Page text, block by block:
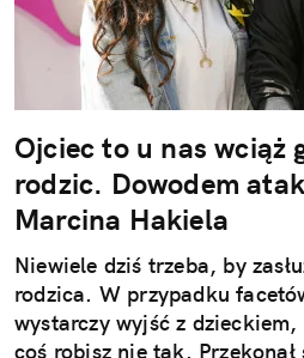
Ojciec to u nas wciąż
rodzic. Dowodem
Marcina Hakiela
Niewiele dziś trzeba, by
rodzica. W przypadku
wystarczy wyjść z
coś robisz nie tak.